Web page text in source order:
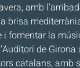
amb
brisa
i fomentar la
de
catalans, amb